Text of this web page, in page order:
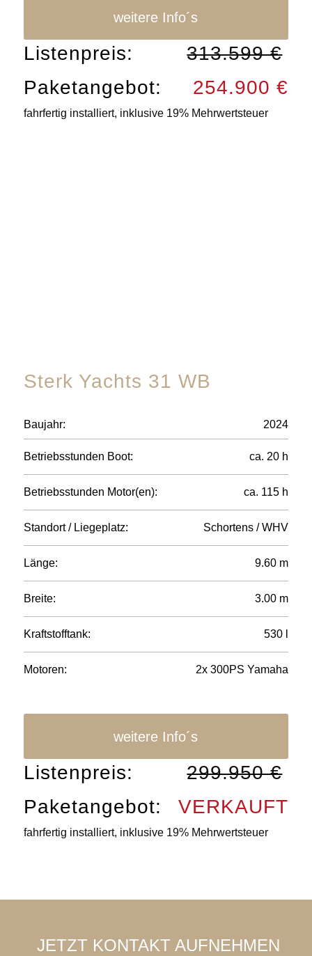
weitere Info´s
Listenpreis:
313.599 €
Paketangebot:
254.900 €
fahrfertig installiert, inklusive 19% Mehrwertsteuer
Sterk Yachts 31 WB
Baujahr: 2024
Betriebsstunden Boot: ca. 20 h
Betriebsstunden Motor(en): ca. 115 h
Standort / Liegeplatz: Schortens / WHV
Länge: 9.60 m
Breite: 3.00 m
Kraftstofftank: 530 l
Motoren: 2x 300PS Yamaha
weitere Info´s
Listenpreis:
299.950 €
Paketangebot:
VERKAUFT
fahrfertig installiert, inklusive 19% Mehrwertsteuer
JETZT KONTAKT AUFNEHMEN